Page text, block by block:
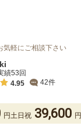
気軽にご相談下さい
績53回
4.95
42件
円土日祝 39,600 円